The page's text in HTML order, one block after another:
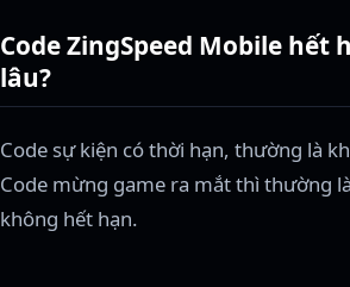
Code ZingSpeed Mobile hết
lâu?
Code sự kiện có thời hạn, thường là
Code mừng game ra mắt thì thường
không hết hạn.